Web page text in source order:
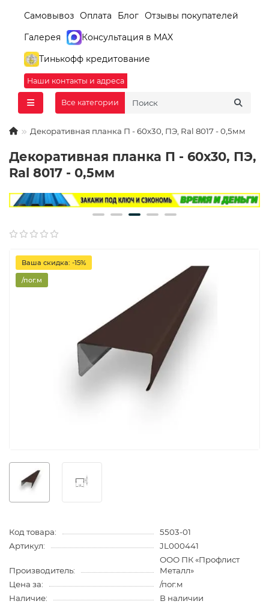
Самовывоз Оплата Блог Отзывы покупателей
Галерея
Консультация в MAX
Тинькофф кредитование
Наши контакты и адреса
Все категории
Декоративная планка П - 60х30, ПЭ, Ral 8017 - 0,5мм
Декоративная планка П - 60х30, ПЭ,
Ral 8017 - 0,5мм
Ваша скидка: -15%
/пог.м
Код товара:
5503-01
Артикул:
JL000441
Производитель:
ООО ПК «Профлист
Металл»
Цена за:
/пог.м
Наличие:
В наличии